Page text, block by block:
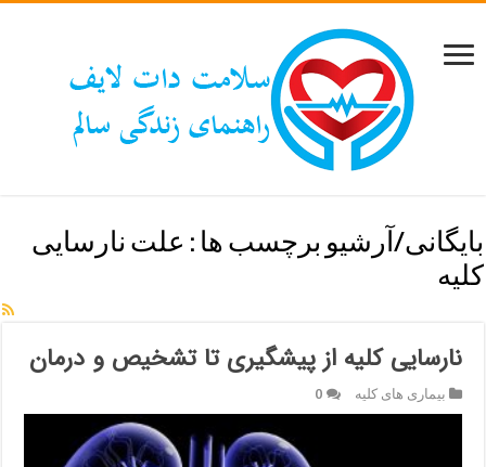
بایگانی/آرشیو برچسب ها : علت نارسایی
کلیه
نارسایی کلیه از پیشگیری تا تشخیص و درمان
بیماری های کلیه 0